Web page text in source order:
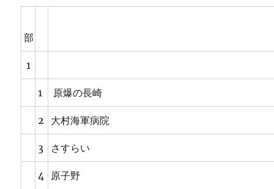
部
1
1 原爆の長崎
2 大村海軍病院
3 さすらい
4 原子野